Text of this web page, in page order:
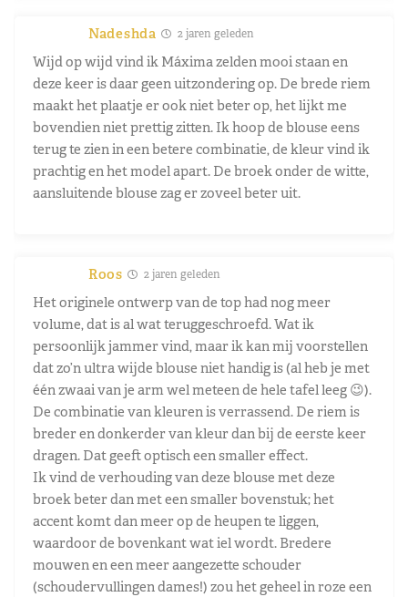
Nadeshda 2 jaren geleden
Wijd op wijd vind ik Máxima zelden mooi staan en
deze keer is daar geen uitzondering op. De brede riem
maakt het plaatje er ook niet beter op, het lijkt me
bovendien niet prettig zitten. Ik hoop de blouse eens
terug te zien in een betere combinatie, de kleur vind ik
prachtig en het model apart. De broek onder de witte,
aansluitende blouse zag er zoveel beter uit.
Roos 2 jaren geleden
Het originele ontwerp van de top had nog meer
volume, dat is al wat teruggeschroefd. Wat ik
persoonlijk jammer vind, maar ik kan mij voorstellen
dat zo’n ultra wijde blouse niet handig is (al heb je met
één zwaai van je arm wel meteen de hele tafel leeg 😉).
De combinatie van kleuren is verrassend. De riem is
breder en donkerder van kleur dan bij de eerste keer
dragen. Dat geeft optisch een smaller effect.
Ik vind de verhouding van deze blouse met deze
broek beter dan met een smaller bovenstuk; het
accent komt dan meer op de heupen te liggen,
waardoor de bovenkant wat iel wordt. Bredere
mouwen en een meer aangezette schouder
(schoudervullingen dames!) zou het geheel in roze een